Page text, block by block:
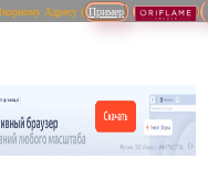
Адресу ( Пример